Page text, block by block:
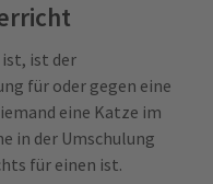
ist der
für oder gegen eine
eine Katze im
in der Umschulung
für einen ist.